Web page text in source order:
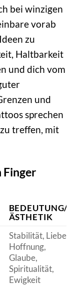
bei winzigen
vorab
zu
Haltbarkeit
und dich vom
und
sprechen
treffen, mit
Finger
BEDEUTUNG/
ÄSTHETIK
Stabilität, Liebe,
Hoffnung,
Glaube,
Spiritualität,
Ewigkeit